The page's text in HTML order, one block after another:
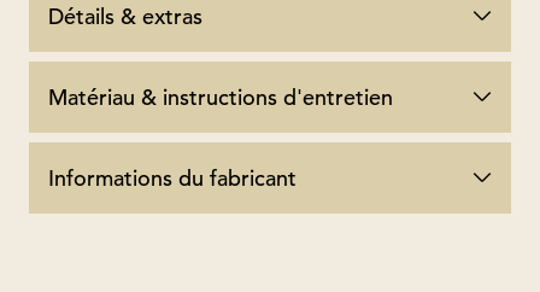
Détails & extras
Matériau & instructions d'entretien
Informations du fabricant